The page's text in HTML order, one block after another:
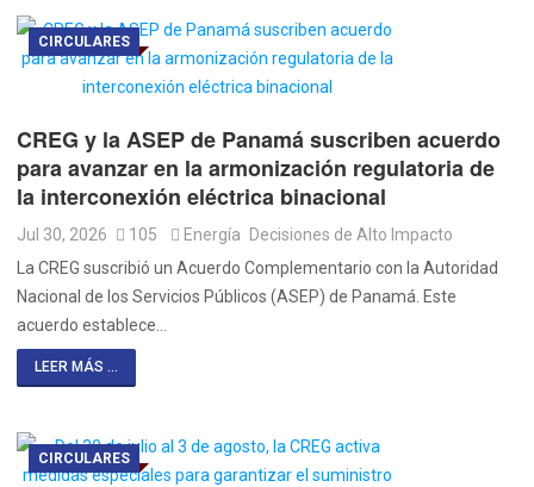
CIRCULARES
CREG y la ASEP de Panamá suscriben acuerdo
para avanzar en la armonización regulatoria de
la interconexión eléctrica binacional
Jul 30, 2026 105 Energía
Decisiones de Alto Impacto
La CREG suscribió un Acuerdo Complementario con la Autoridad
Nacional de los Servicios Públicos (ASEP) de Panamá. Este
acuerdo establece…
LEER MÁS ...
CIRCULARES